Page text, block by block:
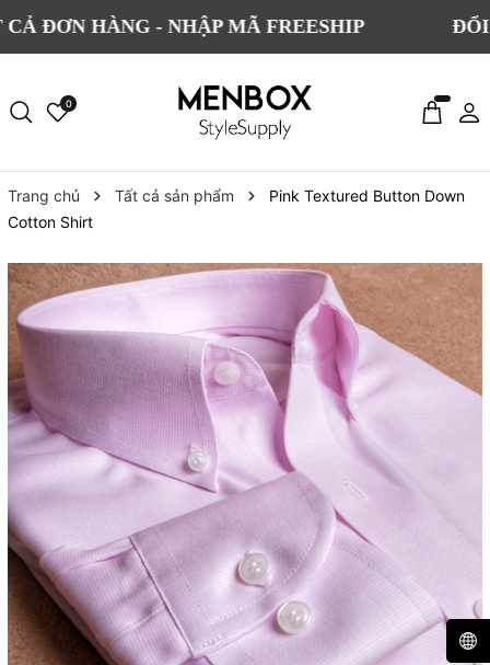
- NHẬP MÃ FREESHIP ĐỔI TRẢ
0
Trang chủ Tất cả sản phẩm
Pink Textured Button Down
Cotton Shirt